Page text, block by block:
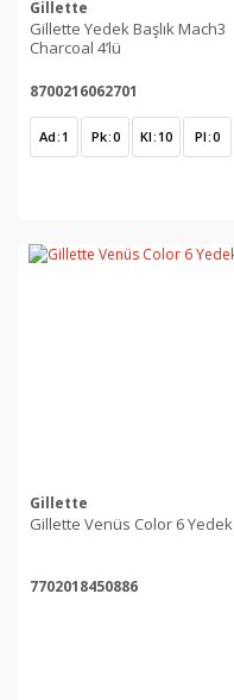
Gillette
Gillette Yedek Başlık Mach3
Charcoal 4’lü
8700216062701
Ad 1 Pk 0 Kl 10 Pl 0
Gillette
Gillette Venüs Color 6 Yedek
7702018450886